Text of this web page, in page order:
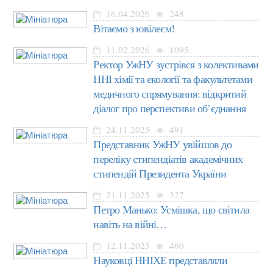
16.04.2026 248
Вітаємо з ювілеєм!
11.02.2026 1095
Ректор УжНУ зустрівся з колективами
ННІ хімії та екології та факультетами
медичного спрямування: відкритий
діалог про перспективи об’єднання
24.11.2025 491
Представник УжНУ увійшов до
переліку стипендіатів академічних
стипендій Президента України
21.11.2025 327
Петро Манько: Усмішка, що світила
навіть на війні…
12.11.2025 460
Науковці ННІХЕ представляли